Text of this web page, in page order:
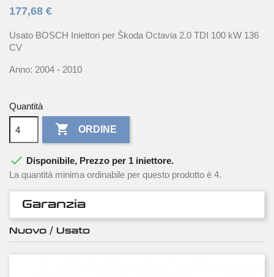
177,68 €
Usato BOSCH Iniettori per Škoda Octavia 2.0 TDI 100 kW 136
CV
Anno: 2004 - 2010
Quantità
 ORDINE
 Disponibile, Prezzo per 1 iniettore.
La quantità minima ordinabile per questo prodotto è 4.
Garanzia
Nuovo / Usato